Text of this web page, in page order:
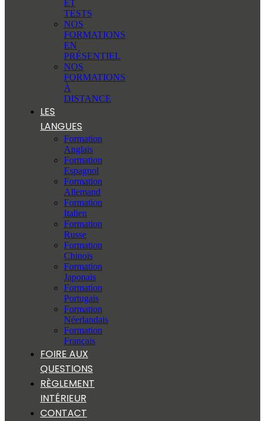
ET
TESTS
NOS
FORMATIONS
EN
PRÉSENTIEL
NOS
FORMATIONS
À
DISTANCE
LES
LANGUES
Formation
Anglais
Formation
Espagnol
Formation
Allemand
Formation
Italien
Formation
Russe
Formation
Chinois
Formation
Japonais
Formation
Portugais
Formation
Néerlandais
Formation
Français
FOIRE AUX
QUESTIONS
RÈGLEMENT
INTÉRIEUR
CONTACT